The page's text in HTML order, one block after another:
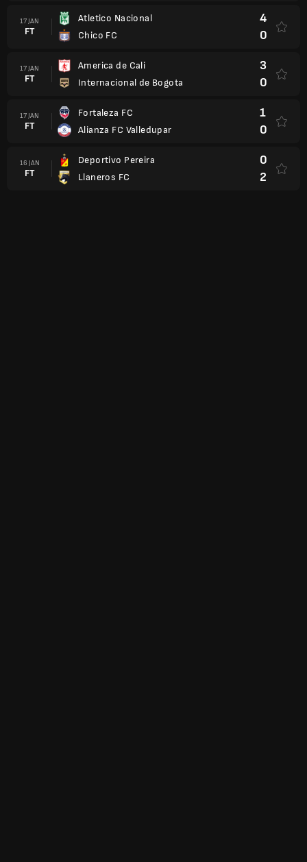
17 JAN
FT
Atletico Nacional
Chico FC
4
0
17 JAN
FT
America de Cali
Internacional de Bogota
3
0
17 JAN
FT
Fortaleza FC
Alianza FC Valledupar
1
0
16 JAN
FT
Deportivo Pereira
Llaneros FC
0
2